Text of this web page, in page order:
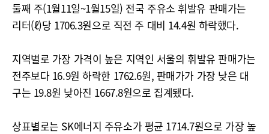
둘째 주(1월11일~1월15일) 전국 주유소 휘발유 판매가는
리터(ℓ)당 1706.3원으로 직전 주 대비 14.4원 하락했다.
지역별로 가장 가격이 높은 지역인 서울의 휘발유 판매가는
전주보다 16.9원 하락한 1762.6원, 판매가가 가장 낮은 대
구는 19.8원 낮아진 1667.8원으로 집계됐다.
상표별로는 SK에너지 주유소가 평균 1714.7원으로 가장 높